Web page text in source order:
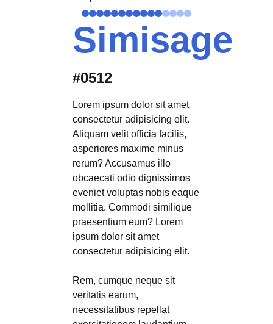
Simisage
#0512
Lorem ipsum dolor sit amet
consectetur adipisicing elit.
Aliquam velit officia facilis,
asperiores maxime minus
rerum? Accusamus illo
obcaecati odio dignissimos
eveniet voluptas nobis eaque
mollitia. Commodi similique
praesentium eum? Lorem
ipsum dolor sit amet
consectetur adipisicing elit.
Rem, cumque neque sit
veritatis earum,
necessitatibus repellat